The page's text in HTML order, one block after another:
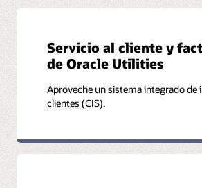
Más información sobre Oracle University
Servicio al cliente y
de Oracle Utilities
Aproveche un sistema integrado de
clientes (CIS).